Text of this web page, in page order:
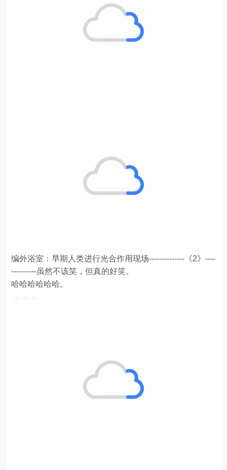
编外浴室：早期人类进行光合作用现场--------------《2》----
----------虽然不该笑，但真的好笑。
哈哈哈哈哈哈。